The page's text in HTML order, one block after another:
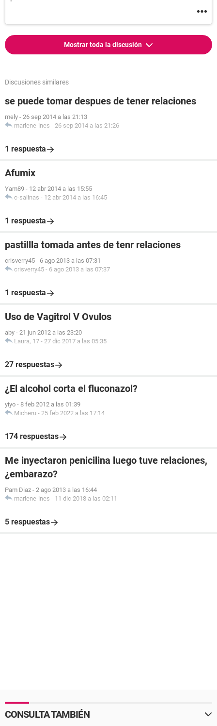
Mostrar toda la discusión
Discusiones similares
se puede tomar despues de tener relaciones
mely - 26 sep 2014 a las 21:13
marlene-ines - 26 sep 2014 a las 21:26
1 respuesta
Afumix
Yam89 - 12 abr 2014 a las 15:55
c-salinas - 12 abr 2014 a las 16:45
1 respuesta
pastillla tomada antes de tenr relaciones
crisverry45 - 6 ago 2013 a las 07:31
crisverry45 - 6 ago 2013 a las 07:37
1 respuesta
Uso de Vagitrol V Ovulos
aby - 21 jun 2012 a las 23:20
Laura, 17 - 27 dic 2017 a las 05:35
27 respuestas
¿El alcohol corta el fluconazol?
yiyo - 8 feb 2012 a las 01:39
Micheru - 25 feb 2022 a las 17:14
174 respuestas
Me inyectaron penicilina luego tuve relaciones,
¿embarazo?
Pam Diaz - 2 ago 2013 a las 16:44
marlene-ines - 11 dic 2018 a las 02:11
5 respuestas
CONSULTA TAMBIÉN